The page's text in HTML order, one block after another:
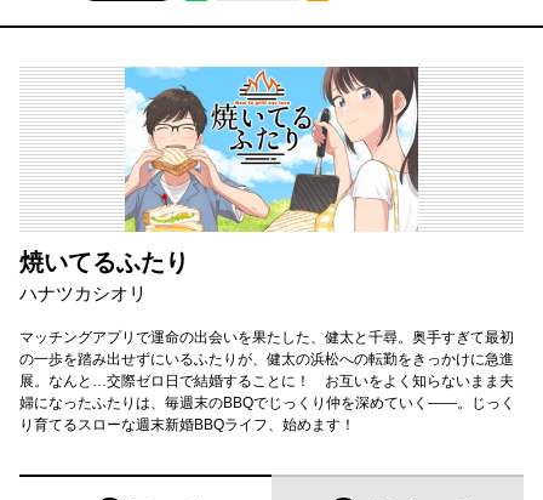
焼いてるふたり
ハナツカシオリ
マッチングアプリで運命の出会いを果たした、健太と千尋。奥手すぎて最初
の一歩を踏み出せずにいるふたりが、健太の浜松への転勤をきっかけに急進
展。なんと…交際ゼロ日で結婚することに！ お互いをよく知らないまま夫
婦になったふたりは、毎週末のBBQでじっくり仲を深めていく――。じっく
り育てるスローな週末新婚BBQライフ、始めます！